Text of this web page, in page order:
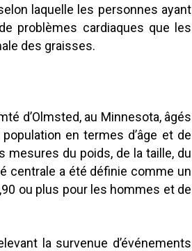
laquelle les personnes ayant
problèmes cardiaques que les
des graisses.
d’Olmsted, au Minnesota, âgés
en termes d’âge et de
du poids, de la taille, du
centrale a été définie comme un
ou plus pour les hommes et de
la survenue d’événements